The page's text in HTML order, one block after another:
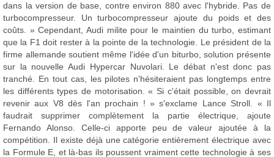
dans la version de base, contre environ 880 avec l'hybride. Pas de
turbocompresseur. Un turbocompresseur ajoute du poids et des
coûts. » Cependant, Audi milite pour le maintien du turbo, estimant
que la F1 doit rester à la pointe de la technologie. Le président de la
firme allemande soutient même l'idée d'un biturbo, solution présente
sur la nouvelle Audi Hypercar Nuvolari. Le débat n'est donc pas
tranché. En tout cas, les pilotes n'hésiteraient pas longtemps entre
les différents types de motorisation. « Si c'était possible, on devrait
revenir aux V8 dès l'an prochain ! » s'exclame Lance Stroll. « Il
faudrait supprimer complètement la partie électrique, ajoute
Fernando Alonso. Celle-ci apporte peu de valeur ajoutée à la
compétition. Il existe déjà une catégorie entièrement électrique avec
la Formule E, et là-bas ils poussent vraiment cette technologie à ses